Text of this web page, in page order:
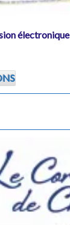
électronique
produit
a
peuvent
être
choisies
sur